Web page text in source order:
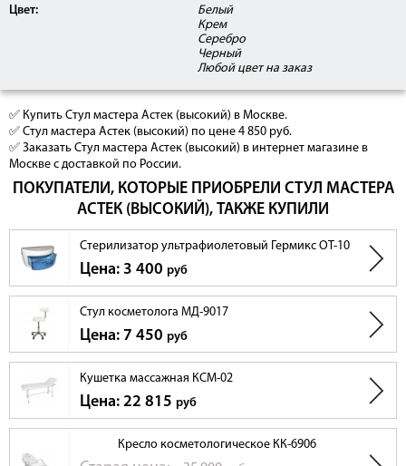
Цвет:
Белый
Крем
Серебро
Черный
Любой цвет на заказ
✅ Купить Стул мастера Астек (высокий) в Москве.
✅ Стул мастера Астек (высокий) по цене 4 850 руб.
✅ Заказать Стул мастера Астек (высокий) в интернет магазине в
Москве с доставкой по России.
ПОКУПАТЕЛИ, КОТОРЫЕ ПРИОБРЕЛИ СТУЛ МАСТЕРА
АСТЕК (ВЫСОКИЙ), ТАКЖЕ КУПИЛИ
Стерилизатор ультрафиолетовый Гермикс ОТ-10
Цена: 3 400 руб
Стул косметолога MД-9017
Цена: 7 450 руб
Кушетка массажная КСМ-02
Цена: 22 815 руб
Кресло косметологическое КК-6906